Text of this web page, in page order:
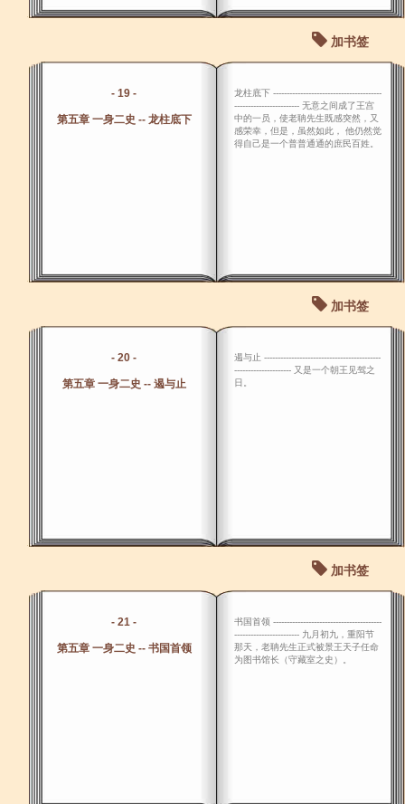
加书签
- 19 -
第五章 一身二史 -- 龙柱底下
龙柱底下 ----------------------------------------
------------------------ 无意之间成了王宫
中的一员，使老聃先生既感突然，又
感荣幸，但是，虽然如此， 他仍然觉
得自己是一个普普通通的庶民百姓。
加书签
- 20 -
第五章 一身二史 -- 遏与止
遏与止 -------------------------------------------
--------------------- 又是一个朝王见驾之
日。
加书签
- 21 -
第五章 一身二史 -- 书国首领
书国首领 ----------------------------------------
------------------------ 九月初九，重阳节
那天，老聃先生正式被景王天子任命
为图书馆长（守藏室之史）。